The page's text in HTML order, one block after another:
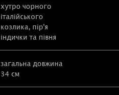
хутро чорного
італійського
козлика, пір'я
індички та півня
загальна довжина
34 см